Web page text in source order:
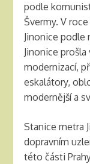
podle
Švermy. V
Jinonice podle
Jinonice
modernizací,
eskalátory,
modernější a
Stanice metra
dopravním
této části